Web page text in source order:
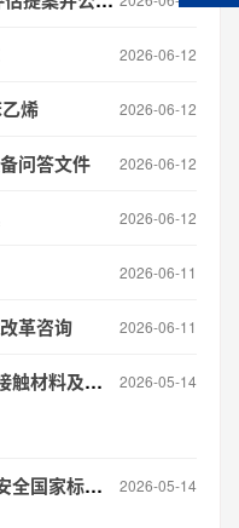
2026-06-12
烯 2026-06-12
问答文件 2026-06-12
2026-06-12
2026-06-11
革咨询 2026-06-11
2026年4月食品接触材料及制品 全球法规更新信息汇总 2026-05-14
2026年4月食品安全国家标准食品接触材料产品标准制修订进度与概况 2026-05-14